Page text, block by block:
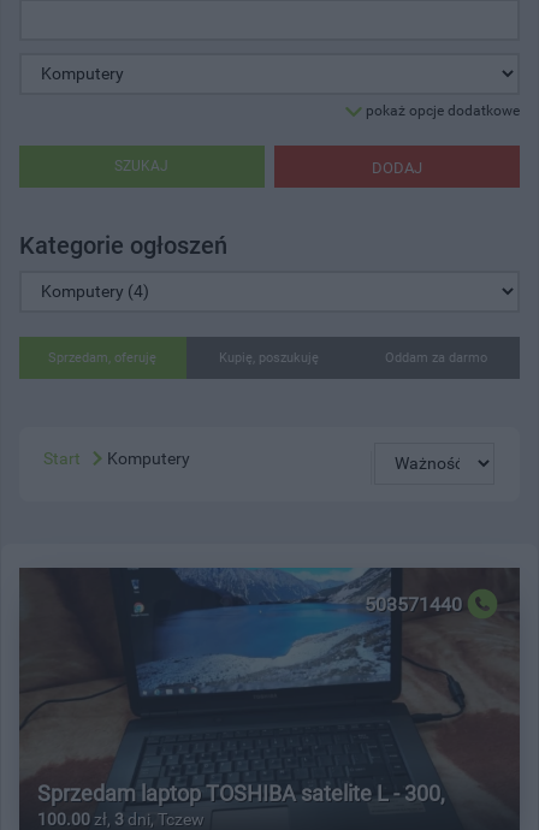
pokaż opcje dodatkowe
DODAJ
SZUKAJ
Kategorie ogłoszeń
Sprzedam, oferuję Kupię, poszukuję Oddam za darmo
Start Komputery
503571440
Sprzedam laptop TOSHIBA satelite L - 300,
100.00 zł, 3 dni, Tczew